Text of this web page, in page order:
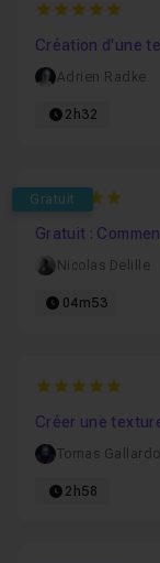
5
Création d'une
Adrien Radke
2h32
Gratuit
5
Gratuit :
Nicolas Delille
04m53
5
Créer une
Tomas Gallardo
2h58